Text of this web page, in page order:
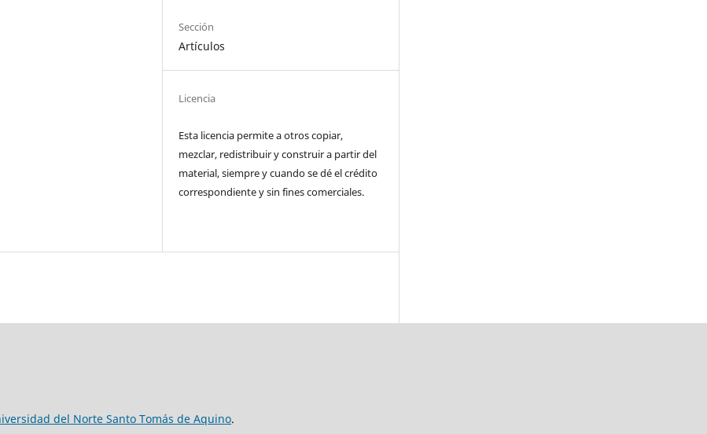
Sección
Artículos
Licencia
Esta licencia permite a otros copiar,
mezclar, redistribuir y construir a partir del
material, siempre y cuando se dé el crédito
correspondiente y sin fines comerciales.
del Norte Santo Tomás de Aquino.